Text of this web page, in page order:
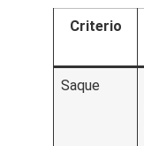
Criterio
Saque